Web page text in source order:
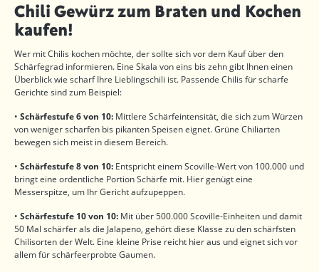
Chili Gewürz zum Braten und Kochen
kaufen!
Wer mit Chilis kochen möchte, der sollte sich vor dem Kauf über den
Schärfegrad informieren. Eine Skala von eins bis zehn gibt Ihnen einen
Überblick wie scharf Ihre Lieblingschili ist. Passende Chilis für scharfe
Gerichte sind zum Beispiel:
• Schärfestufe 6 von 10: Mittlere Schärfeintensität, die sich zum Würzen
von weniger scharfen bis pikanten Speisen eignet. Grüne Chiliarten
bewegen sich meist in diesem Bereich.
• Schärfestufe 8 von 10: Entspricht einem Scoville-Wert von 100.000 und
bringt eine ordentliche Portion Schärfe mit. Hier genügt eine
Messerspitze, um Ihr Gericht aufzupeppen.
• Schärfestufe 10 von 10: Mit über 500.000 Scoville-Einheiten und damit
50 Mal schärfer als die Jalapeno, gehört diese Klasse zu den schärfsten
Chilisorten der Welt. Eine kleine Prise reicht hier aus und eignet sich vor
allem für schärfeerprobte Gaumen.